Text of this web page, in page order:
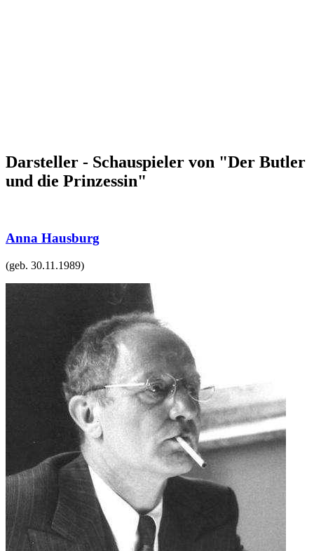
Darsteller - Schauspieler von "Der Butler
und die Prinzessin"
Anna Hausburg
(geb. 30.11.1989)